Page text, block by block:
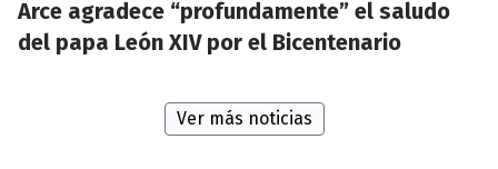
Arce agradece “profundamente” el saludo
del papa León XIV por el Bicentenario
Ver más noticias